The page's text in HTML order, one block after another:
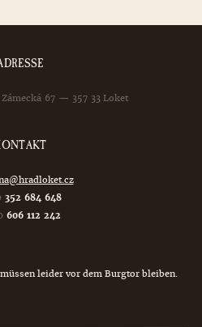
67 — 357 33 Loket
352 684 648
606 112 242
leider vor dem Burgtor bleiben.